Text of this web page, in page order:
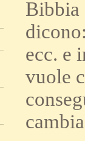
Bibbia
ecc. e
vuole